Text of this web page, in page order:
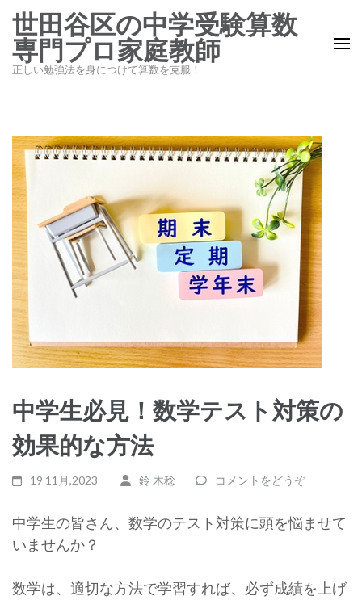
テ
ン
ス
キ
ッ
プ
(Enter
す)
世田谷区の中学受験算数
専門プロ家庭教師
正しい勉強法を身につけて算数を克服！
中学生必見！数学テスト対策の
効果的な方法
19 11月,2023 鈴 木稔 コメントをどうぞ
中学生の皆さん、数学のテスト対策に頭を悩ませて
いませんか？
数学は、適切な方法で学習すれば、必ず成績を上げ